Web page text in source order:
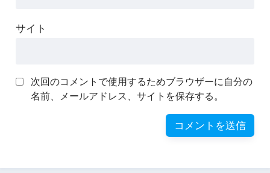
サイト
次回のコメントで使用するためブラウザーに自分の
名前、メールアドレス、サイトを保存する。